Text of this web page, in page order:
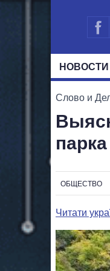
НОВОСТИ
Слово и
ОБЩЕСТВО
Читати